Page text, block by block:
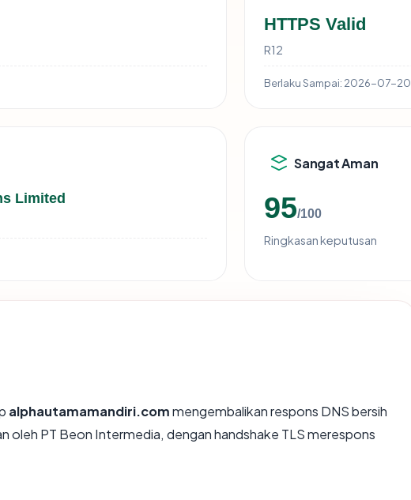
HTTPS Valid
R12
Berlaku Sampai: 2026-07-20
Limited
Sangat Aman
95/100
Ringkasan keputusan
alphautamamandiri.commengembalikan respons DNS bersih
oleh PT Beon Intermedia, dengan handshake TLS merespons